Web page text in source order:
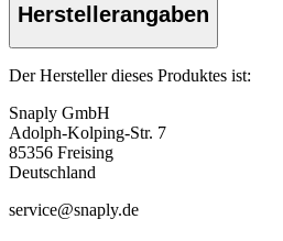
Herstellerangaben
Der Hersteller dieses Produktes ist:
Snaply GmbH
Adolph-Kolping-Str. 7
85356 Freising
Deutschland
service@snaply.de